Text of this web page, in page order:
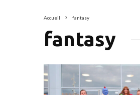
Accueil fantasy
fantasy